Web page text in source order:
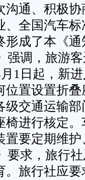
沟通、积极
、全国汽车
成了本《通
强调，旅游
月1日起，新
位置设置折
级交通运输
椅进行核定
置要定期维
要求，旅行
。旅行社应